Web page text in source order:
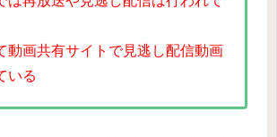
動画共有サイトで見逃し配信動画
いる